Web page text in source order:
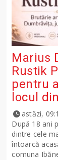
Marius
Rustik
pentru
locul
astăzi,
După 18 ani
dintre cele
întoarcă
comuna